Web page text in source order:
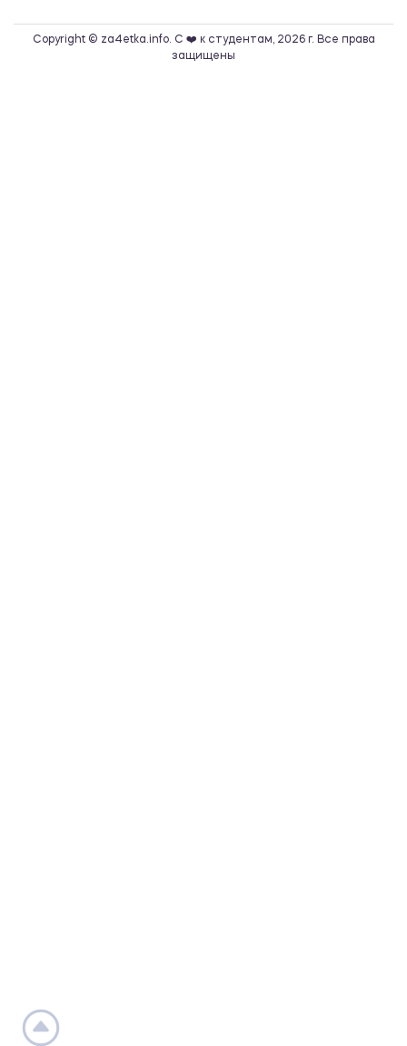
Copyright © za4etka.info. С ❤️ к студентам, 2026 г. Все права
защищены